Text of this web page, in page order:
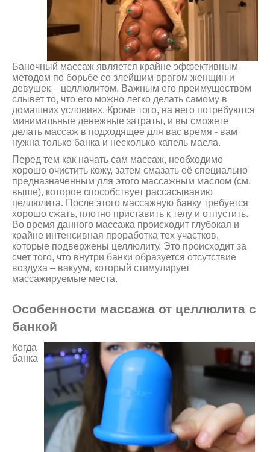
Баночный массаж является крайне эффективным
методом по борьбе со злейшим врагом женщин и
девушек – целлюлитом. Важным его преимуществом
слывет то, что его можно легко делать самому в
домашних условиях. Кроме того, на него потребуются
минимальные денежные затраты, и вы сможете
делать массаж в подходящее для вас время - вам
нужна только банка и несколько капель масла.
Перед тем как начать сам массаж, необходимо
хорошо очистить кожу, затем смазать её специально
предназначенным для этого массажным маслом (см.
выше), которое способствует рассасыванию
целлюлита. После этого массажную банку требуется
хорошо сжать, плотно приставить к телу и отпустить.
Во время данного массажа происходит глубокая и
крайне интенсивная проработка тех участков,
которые подвержены целлюлиту. Это происходит за
счет того, что внутри банки образуется отсутствие
воздуха – вакуум, который стимулирует
массажируемые места.
Особенности массажа от целлюлита с
банкой
Когда
банка